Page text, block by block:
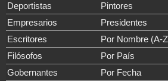
Deportistas
Pintores
Empresarios
Presidentes
Escritores
Por Nombre (A-
Filósofos
Por País
Gobernantes
Por Fecha